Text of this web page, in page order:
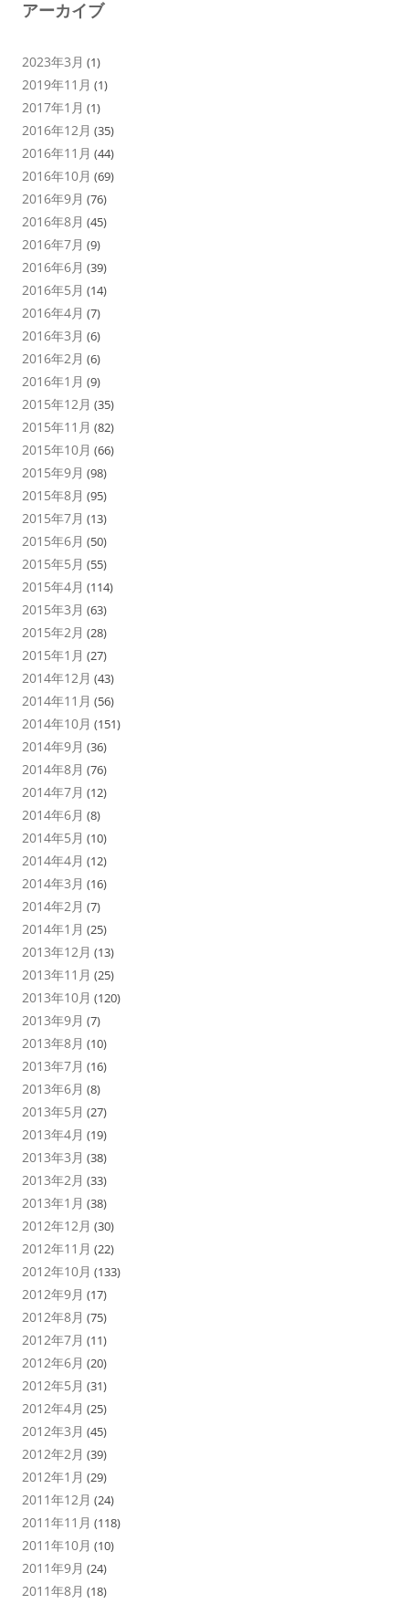
アーカイブ
2023年3月 (1)
2019年11月 (1)
2017年1月 (1)
2016年12月 (35)
2016年11月 (44)
2016年10月 (69)
2016年9月 (76)
2016年8月 (45)
2016年7月 (9)
2016年6月 (39)
2016年5月 (14)
2016年4月 (7)
2016年3月 (6)
2016年2月 (6)
2016年1月 (9)
2015年12月 (35)
2015年11月 (82)
2015年10月 (66)
2015年9月 (98)
2015年8月 (95)
2015年7月 (13)
2015年6月 (50)
2015年5月 (55)
2015年4月 (114)
2015年3月 (63)
2015年2月 (28)
2015年1月 (27)
2014年12月 (43)
2014年11月 (56)
2014年10月 (151)
2014年9月 (36)
2014年8月 (76)
2014年7月 (12)
2014年6月 (8)
2014年5月 (10)
2014年4月 (12)
2014年3月 (16)
2014年2月 (7)
2014年1月 (25)
2013年12月 (13)
2013年11月 (25)
2013年10月 (120)
2013年9月 (7)
2013年8月 (10)
2013年7月 (16)
2013年6月 (8)
2013年5月 (27)
2013年4月 (19)
2013年3月 (38)
2013年2月 (33)
2013年1月 (38)
2012年12月 (30)
2012年11月 (22)
2012年10月 (133)
2012年9月 (17)
2012年8月 (75)
2012年7月 (11)
2012年6月 (20)
2012年5月 (31)
2012年4月 (25)
2012年3月 (45)
2012年2月 (39)
2012年1月 (29)
2011年12月 (24)
2011年11月 (118)
2011年10月 (10)
2011年9月 (24)
2011年8月 (18)